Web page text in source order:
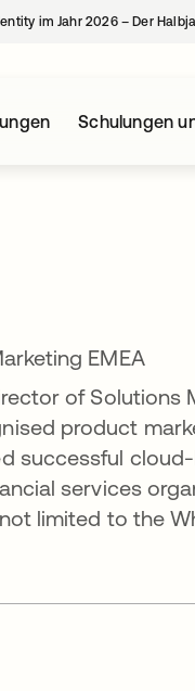
im Jahr 2026 – Der
Schulungen
EMEA
of Solutions
product
successful
services
limited to the